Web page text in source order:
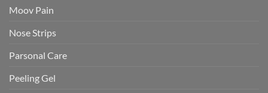
Moov Pain
Nose Strips
Parsonal Care
Peeling Gel